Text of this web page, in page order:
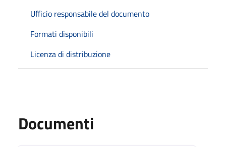
Ufficio responsabile del documento
Formati disponibili
Licenza di distribuzione
Documenti